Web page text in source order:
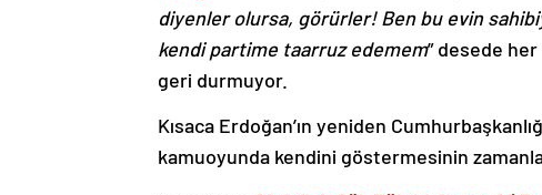
diyenler olursa, görürler! Ben bu evin
kendi partime taarruz edemem” desede
geri durmuyor.
Kısaca Erdoğan’ın yeniden
kamuoyunda kendini göstermesinin